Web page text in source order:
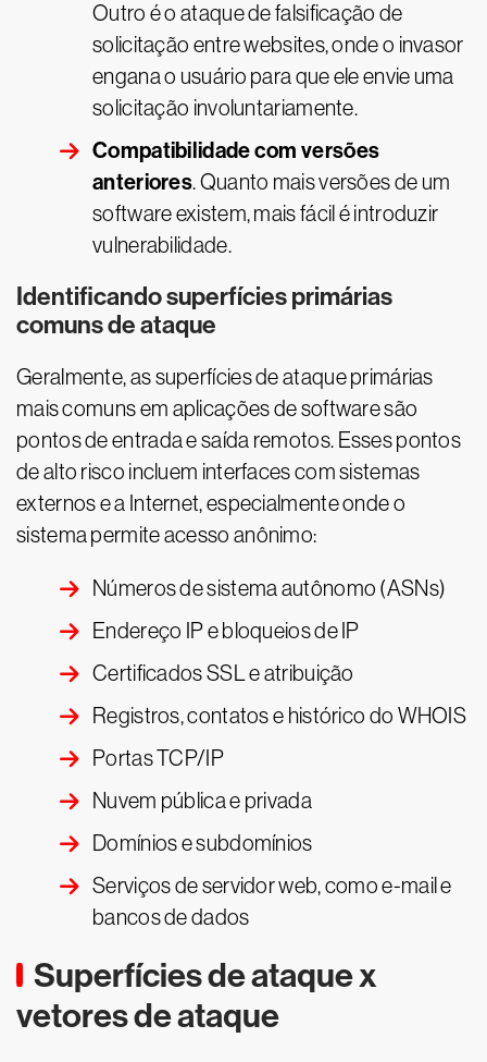
Outro é o ataque de falsificação de
solicitação entre websites, onde o invasor
engana o usuário para que ele envie uma
solicitação involuntariamente.
Compatibilidade com versões
anteriores. Quanto mais versões de um
software existem, mais fácil é introduzir
vulnerabilidade.
Identificando superfícies primárias
comuns de ataque
Geralmente, as superfícies de ataque primárias
mais comuns em aplicações de software são
pontos de entrada e saída remotos. Esses pontos
de alto risco incluem interfaces com sistemas
externos e a Internet, especialmente onde o
sistema permite acesso anônimo:
Números de sistema autônomo (ASNs)
Endereço IP e bloqueios de IP
Certificados SSL e atribuição
Registros, contatos e histórico do WHOIS
Portas TCP/IP
Nuvem pública e privada
Domínios e subdomínios
Serviços de servidor web, como e-mail e
bancos de dados
Superfícies de ataque x
vetores de ataque